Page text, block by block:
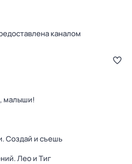
каналом
малыши!
Создай и съешь
Лео и Тиг